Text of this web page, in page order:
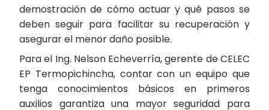
demostración de cómo actuar y qué pasos se
deben seguir para facilitar su recuperación y
asegurar el menor daño posible.
Para el Ing. Nelson Echeverría, gerente de CELEC
EP Termopichincha, contar con un equipo que
tenga conocimientos básicos en primeros
auxilios garantiza una mayor seguridad para